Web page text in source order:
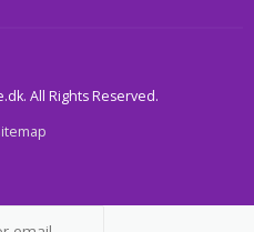
All Rights Reserved.